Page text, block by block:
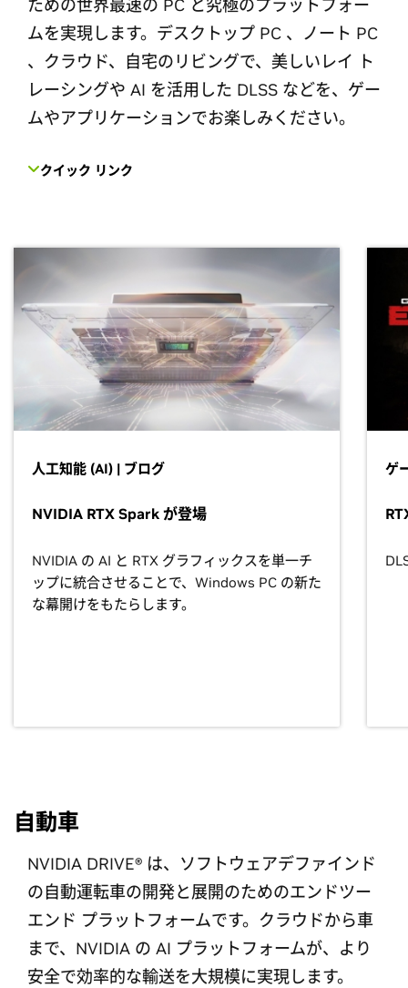
ための世界最速の PC と究極のプラットフォー
ムを実現します。デスクトップ PC 、ノート PC
、クラウド、自宅のリビングで、美しいレイ ト
レーシングや AI を活用した DLSS などを、ゲー
ムやアプリケーションでお楽しみください。
クイック リンク
人工知能 (AI) | ブログ
NVIDIA RTX Spark が登場
NVIDIA の AI と RTX グラフィックスを単一チ
ップに統合させることで、Windows PC の新た
な幕開けをもたらします。
ゲ
自動車
NVIDIA DRIVE® は、ソフトウェアデファインド
の自動運転車の開発と展開のためのエンドツー
エンド プラットフォームです。クラウドから車
まで、NVIDIA の AI プラットフォームが、より
安全で効率的な輸送を大規模に実現します。